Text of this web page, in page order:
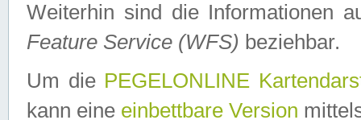
Weiterhin sind die Informationen
Feature Service (WFS) beziehbar.
Um die PEGELONLINE
kann eine einbettbare Version